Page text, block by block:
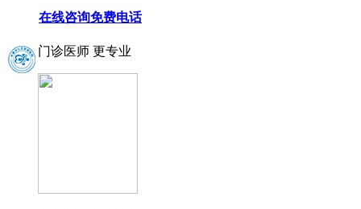
在线咨询免费电话
门诊医师 更专业